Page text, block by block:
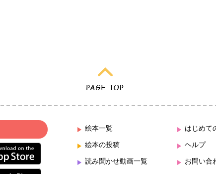
絵本一覧
絵本の投稿
読み聞かせ動画一覧
はじめて
ヘルプ
お問い合